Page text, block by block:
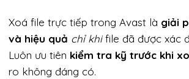
Xoá file trực tiếp trong Avast là giải
và hiệu quả chỉ khifile đã được xác
Luôn ưu tiên kiểm tra kỹ trước khi
ro không đáng có.